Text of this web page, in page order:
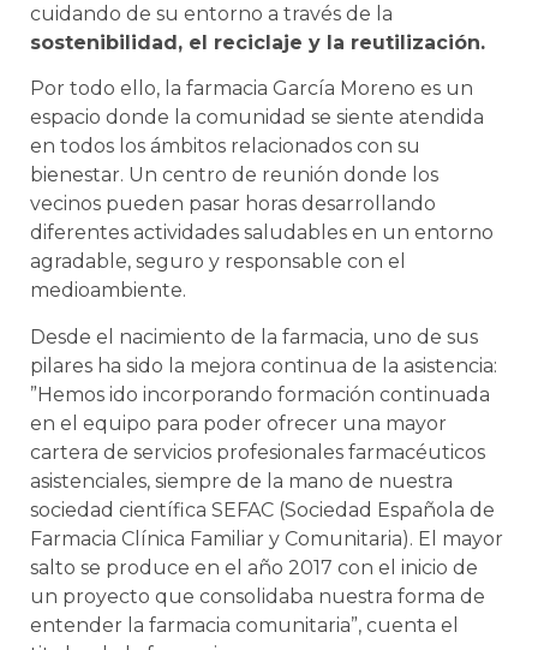
cuidando de su entorno a través de la
sostenibilidad, el reciclaje y la reutilización.
Por todo ello, la farmacia García Moreno es un
espacio donde la comunidad se siente atendida
en todos los ámbitos relacionados con su
bienestar. Un centro de reunión donde los
vecinos pueden pasar horas desarrollando
diferentes actividades saludables en un entorno
agradable, seguro y responsable con el
medioambiente.
Desde el nacimiento de la farmacia, uno de sus
pilares ha sido la mejora continua de la asistencia:
”Hemos ido incorporando formación continuada
en el equipo para poder ofrecer una mayor
cartera de servicios profesionales farmacéuticos
asistenciales, siempre de la mano de nuestra
sociedad científica SEFAC (Sociedad Española de
Farmacia Clínica Familiar y Comunitaria). El mayor
salto se produce en el año 2017 con el inicio de
un proyecto que consolidaba nuestra forma de
entender la farmacia comunitaria”, cuenta el